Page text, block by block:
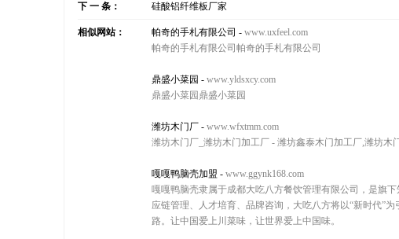
下 一 条： 硅酸铝纤维板厂家
相似网站： 帕奇的手札有限公司 - www.uxfeel.com
帕奇的手札有限公司帕奇的手札有限公司
鼎盛小菜园 - www.yldsxcy.com
鼎盛小菜园鼎盛小菜园
潍坊木门厂 - www.wfxtmm.com
潍坊木门厂_潍坊木门加工厂 - 潍坊鑫泰木门加工厂,潍坊木
嘎嘎鸭脑壳加盟 - www.ggynk168.com
嘎嘎鸭脑壳隶属于成都大吃八方餐饮管理有限公司，是旗
应链管理、人才培育、品牌咨询，大吃八方将以“新时代”
路。让中国爱上川菜味，让世界爱上中国味。